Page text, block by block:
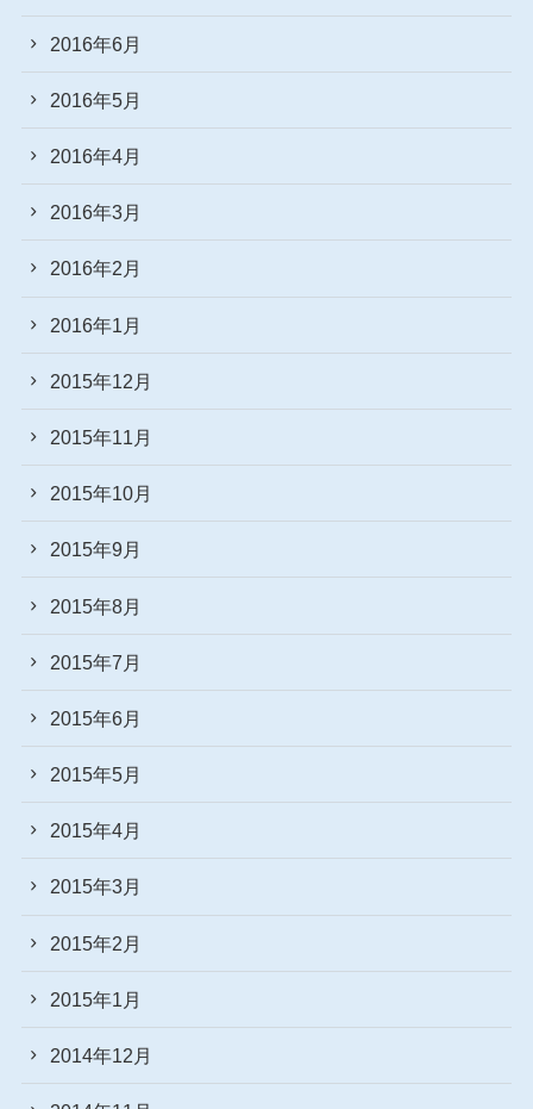
2016年6月
2016年5月
2016年4月
2016年3月
2016年2月
2016年1月
2015年12月
2015年11月
2015年10月
2015年9月
2015年8月
2015年7月
2015年6月
2015年5月
2015年4月
2015年3月
2015年2月
2015年1月
2014年12月